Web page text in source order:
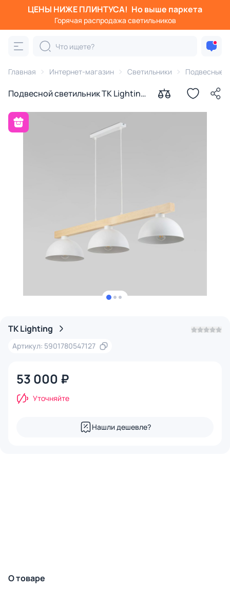
ЦЕНЫ НИЖЕ ПЛИНТУСА! Но выше паркета
Горячая распродажа светильников
Главная Интернет-магазин Светильники Подвесные
Подвесной светильник TK Lighting
TK Lighting
Артикул: 5901780547127
53 000 ₽
Уточняйте
Нашли дешевле?
О товаре